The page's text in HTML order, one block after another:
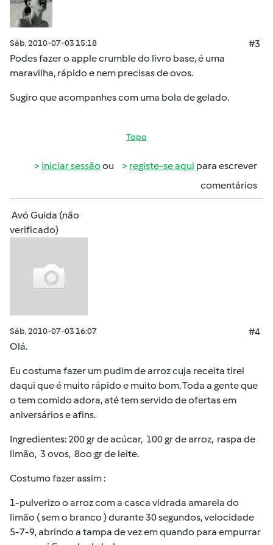
Sáb, 2010-07-03 15:18
#3
Podes fazer o apple crumble do livro base, é uma
maravilha, rápido e nem precisas de ovos.
Sugiro que acompanhes com uma bola de gelado.
Topo
Iniciar sessão ou registe-se aqui para escrever
comentários
Avó Guida (não
verificado)
Sáb, 2010-07-03 16:07
#4
Olá.
Eu costuma fazer um pudim de arroz cuja receita tirei
daqui que é muito rápido e muito bom. Toda a gente que
o tem comido adora, até tem servido de ofertas em
aniversários e afins.
Ingredientes: 200 gr de acúcar, 100 gr de arroz, raspa de
limão, 3 ovos, 8oo gr de leite.
Costumo fazer assim :
1-pulverizo o arroz com a casca vidrada amarela do
limão ( sem o branco ) durante 30 segundos, velocidade
5-7-9, abrindo a tampa de vez em quando para empurrar